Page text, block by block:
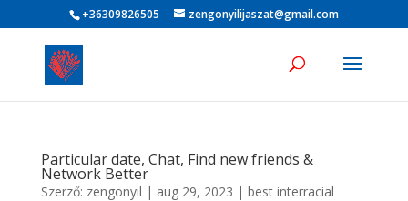
+36309826505 zengonyilijaszat@gmail.com
Particular date, Chat, Find new friends &
Network Better
Szerző: zengonyil | aug 29, 2023 | best interracial